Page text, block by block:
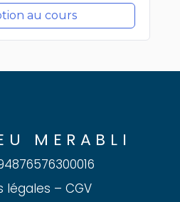
au cours
MERABLI
légales –CGV